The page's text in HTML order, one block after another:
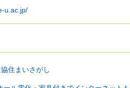
u.ac.jp/
住まいさがし